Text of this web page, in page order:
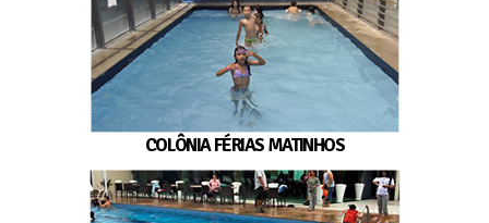
COLÔNIA FÉRIAS MATINHOS